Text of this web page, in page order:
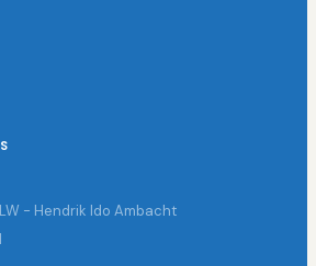
- Hendrik Ido Ambacht